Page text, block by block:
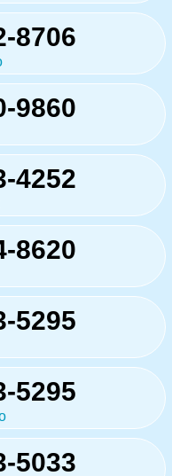
8706
9860
4252
8620
5295
5295
5033